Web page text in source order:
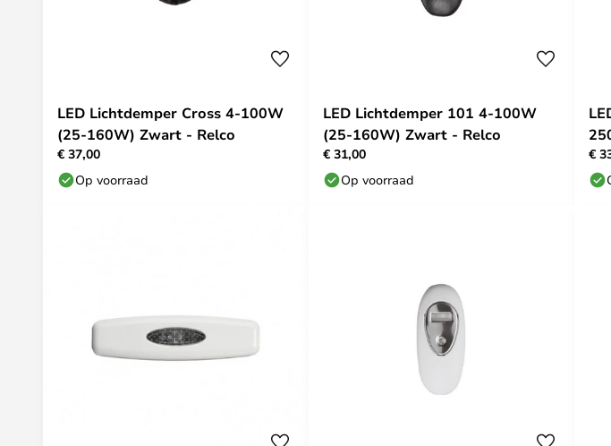
LED Lichtdemper Cross 4-100W
(25-160W) Zwart - Relco
€ 37,00
Op voorraad
LED Lichtdemper 101 4-100W
(25-160W) Zwart - Relco
€ 31,00
Op voorraad
€